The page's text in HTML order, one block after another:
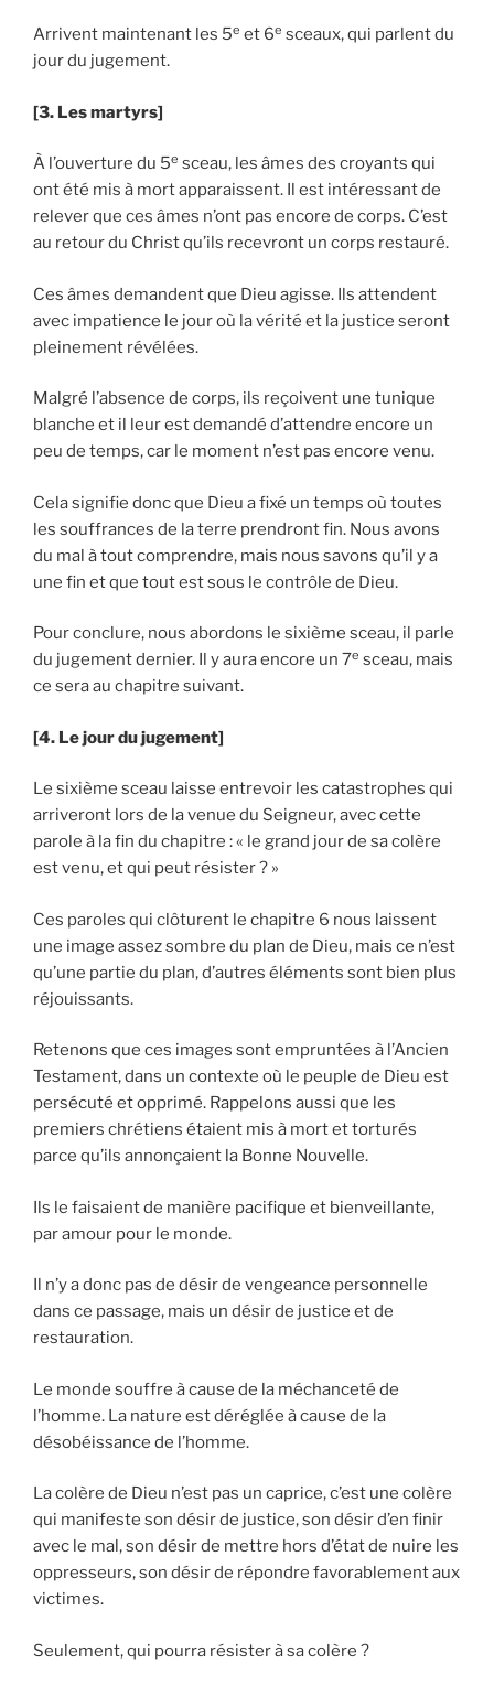
Arrivent maintenant les 5e et 6e sceaux, qui parlent du
jour du jugement.
[3. Les martyrs]
À l’ouverture du 5e sceau, les âmes des croyants qui
ont été mis à mort apparaissent. Il est intéressant de
relever que ces âmes n’ont pas encore de corps. C’est
au retour du Christ qu’ils recevront un corps restauré.
Ces âmes demandent que Dieu agisse. Ils attendent
avec impatience le jour où la vérité et la justice seront
pleinement révélées.
Malgré l’absence de corps, ils reçoivent une tunique
blanche et il leur est demandé d’attendre encore un
peu de temps, car le moment n’est pas encore venu.
Cela signifie donc que Dieu a fixé un temps où toutes
les souffrances de la terre prendront fin. Nous avons
du mal à tout comprendre, mais nous savons qu’il y a
une fin et que tout est sous le contrôle de Dieu.
Pour conclure, nous abordons le sixième sceau, il parle
du jugement dernier. Il y aura encore un 7e sceau, mais
ce sera au chapitre suivant.
[4. Le jour du jugement]
Le sixième sceau laisse entrevoir les catastrophes qui
arriveront lors de la venue du Seigneur, avec cette
parole à la fin du chapitre : « le grand jour de sa colère
est venu, et qui peut résister ? »
Ces paroles qui clôturent le chapitre 6 nous laissent
une image assez sombre du plan de Dieu, mais ce n’est
qu’une partie du plan, d’autres éléments sont bien plus
réjouissants.
Retenons que ces images sont empruntées à l’Ancien
Testament, dans un contexte où le peuple de Dieu est
persécuté et opprimé. Rappelons aussi que les
premiers chrétiens étaient mis à mort et torturés
parce qu’ils annonçaient la Bonne Nouvelle.
Ils le faisaient de manière pacifique et bienveillante,
par amour pour le monde.
Il n’y a donc pas de désir de vengeance personnelle
dans ce passage, mais un désir de justice et de
restauration.
Le monde souffre à cause de la méchanceté de
l’homme. La nature est déréglée à cause de la
désobéissance de l’homme.
La colère de Dieu n’est pas un caprice, c’est une colère
qui manifeste son désir de justice, son désir d’en finir
avec le mal, son désir de mettre hors d’état de nuire les
oppresseurs, son désir de répondre favorablement aux
victimes.
Seulement, qui pourra résister à sa colère ?